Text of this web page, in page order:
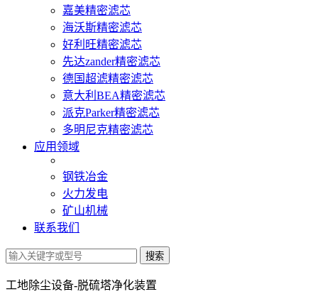
嘉美精密滤芯
海沃斯精密滤芯
好利旺精密滤芯
先达zander精密滤芯
德国超滤精密滤芯
意大利BEA精密滤芯
派克Parker精密滤芯
多明尼克精密滤芯
应用领域
钢铁冶金
火力发电
矿山机械
联系我们
工地除尘设备-脱硫塔净化装置